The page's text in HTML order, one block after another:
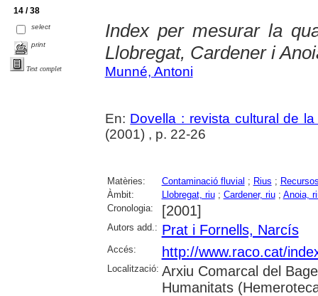
14 / 38
select
print
Text complet
Index per mesurar la
Llobregat, Cardener i
Munné, Antoni
En: Dovella : revista cultural de
(2001) , p. 22-26
Matèries: Contaminació fluvial ; Rius ;
Àmbit:
Llobregat, riu; Cardener, riu; Anoia,
Cronologia:
[2001]
Autors add.: Prat i Fornells, Narcís
Accés: http://www.raco.cat/
Localització: Arxiu Comarcal del
Humanitats